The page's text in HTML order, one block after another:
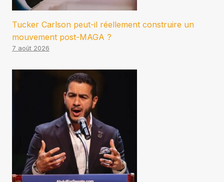
Tucker Carlson peut-il réellement construire un
mouvement post-MAGA ?
7 août 2026